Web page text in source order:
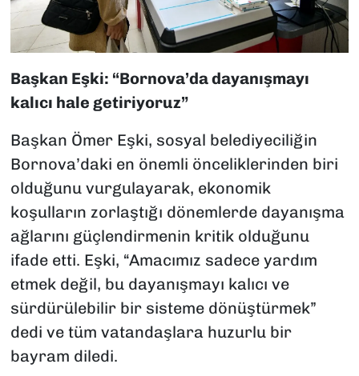
Başkan Eşki: “Bornova’da dayanışmayı
kalıcı hale getiriyoruz”
Başkan Ömer Eşki, sosyal belediyeciliğin
Bornova’daki en önemli önceliklerinden biri
olduğunu vurgulayarak, ekonomik
koşulların zorlaştığı dönemlerde dayanışma
ağlarını güçlendirmenin kritik olduğunu
ifade etti. Eşki, “Amacımız sadece yardım
etmek değil, bu dayanışmayı kalıcı ve
sürdürülebilir bir sisteme dönüştürmek”
dedi ve tüm vatandaşlara huzurlu bir
bayram diledi.